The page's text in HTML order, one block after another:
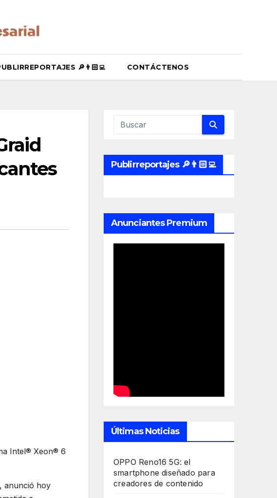
🔎👨🏻‍💻 CONTÁCTENOS
Intel® Xeon® 6
anunció hoy
Publirreportajes 🔎👨🏻‍💻
Anunciantes Premium
Últimas Noticias
OPPO Reno16 5G: el
smartphone diseñado para
creadores de contenido